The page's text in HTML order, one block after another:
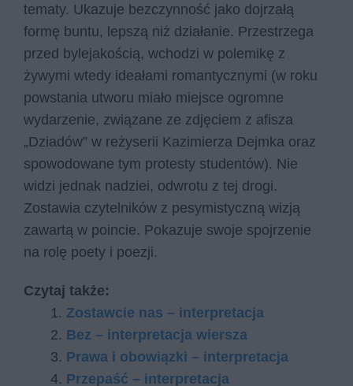
tematy. Ukazuje bezczynność jako dojrzałą
formę buntu, lepszą niż działanie. Przestrzega
przed bylejakością, wchodzi w polemikę z
żywymi wtedy ideałami romantycznymi (w roku
powstania utworu miało miejsce ogromne
wydarzenie, związane ze zdjęciem z afisza
„Dziadów” w reżyserii Kazimierza Dejmka oraz
spowodowane tym protesty studentów). Nie
widzi jednak nadziei, odwrotu z tej drogi.
Zostawia czytelników z pesymistyczną wizją
zawartą w poincie. Pokazuje swoje spojrzenie
na rolę poety i poezji.
Czytaj także:
Zostawcie nas – interpretacja
Bez – interpretacja wiersza
Prawa i obowiązki – interpretacja
Przepaść – interpretacja